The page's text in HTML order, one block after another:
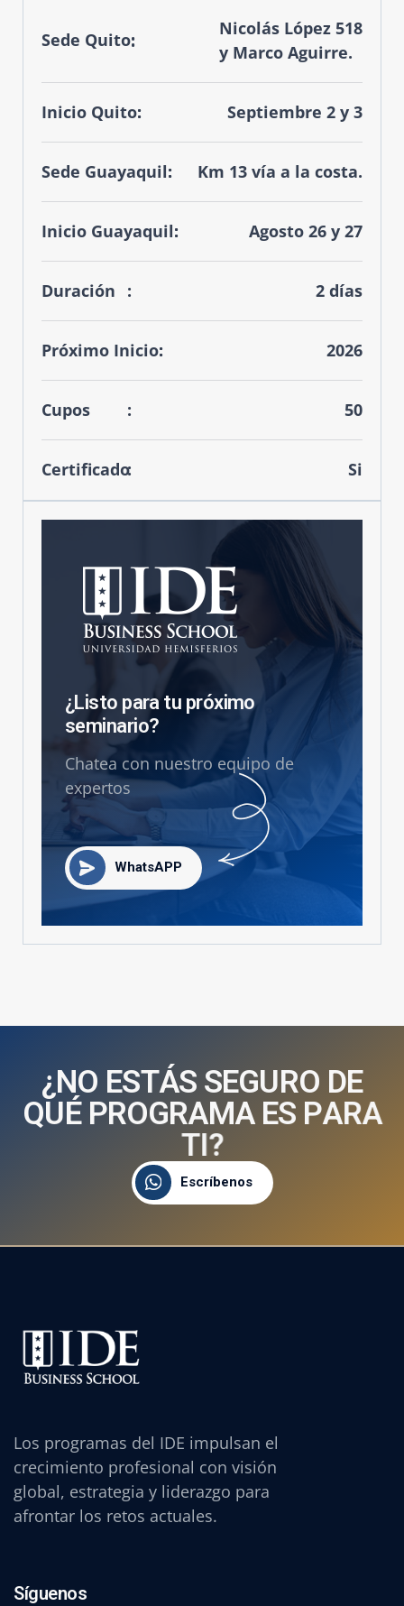
Sede Quito:
Nicolás López 518
y Marco Aguirre.
Inicio Quito: Septiembre 2 y 3
Sede Guayaquil: Km 13 vía a la costa.
Inicio Guayaquil: Agosto 26 y 27
Duración 2 días
Próximo Inicio: 2026
Cupos 50
Certificado Si
¿Listo para tu próximo
seminario?
Chatea con nuestro equipo de
expertos
WhatsAPP
¿NO ESTÁS SEGURO DE
QUÉ PROGRAMA ES PARA
TI?
Escríbenos
Los programas del IDE impulsan el
crecimiento profesional con visión
global, estrategia y liderazgo para
afrontar los retos actuales.
Síguenos